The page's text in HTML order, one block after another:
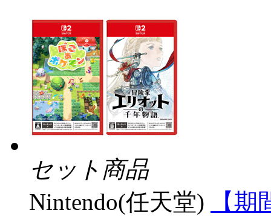
セット商品
Nintendo(任天堂)
【